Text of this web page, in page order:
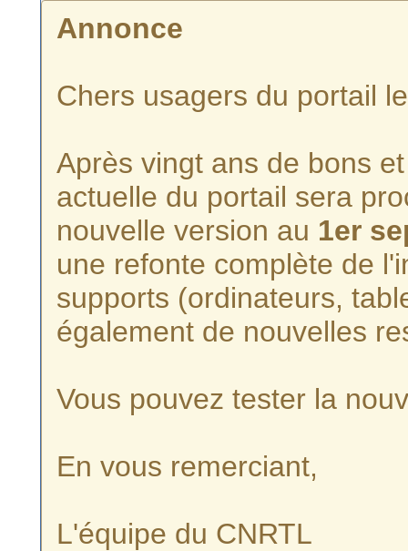
Annonce
Chers usagers du portail
Après vingt ans de bons
actuelle du portail sera
nouvelle version au 1er
une refonte complète de
supports (ordinateurs,
également de nouvelles
Vous pouvez tester la
En vous remerciant,
L'équipe du CNRTL